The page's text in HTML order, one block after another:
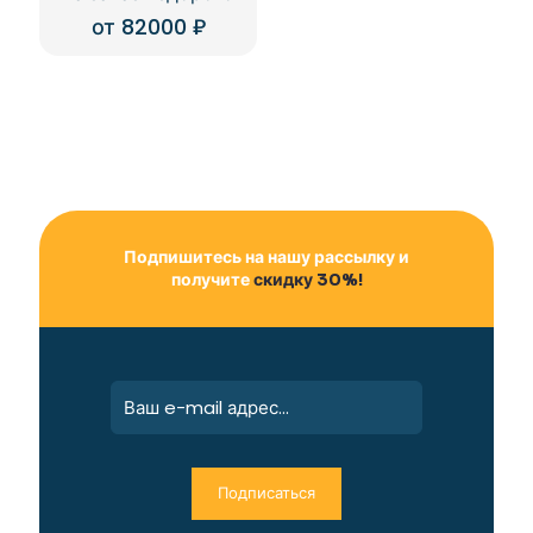
от 82000 ₽
Подпишитесь на нашу рассылку и
получитескидку 30%!